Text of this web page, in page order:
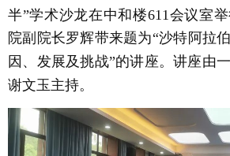
半”学术沙龙在中和楼611会议室
院副院长罗辉带来题为“沙特阿
因、发展及挑战”的讲座。讲座由
谢文玉主持。